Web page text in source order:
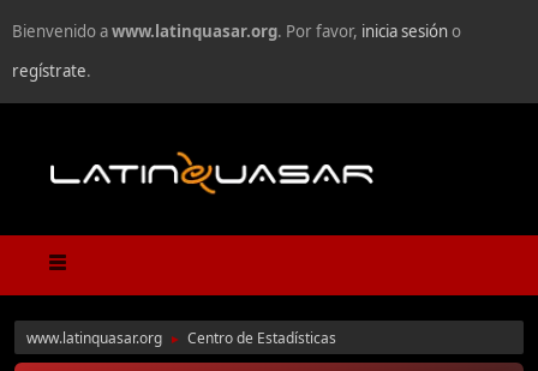
Bienvenido awww.latinquasar.org. Por favor, inicia sesióno
regístrate.
www.latinquasar.org ► Centro de Estadísticas